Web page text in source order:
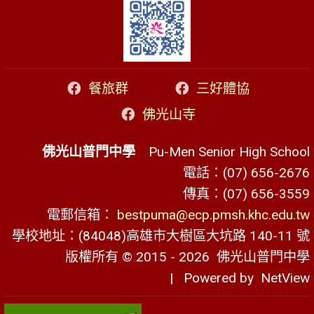
餐旅群
三好體協
佛光山寺
佛光山普門中學 Pu-Men Senior High School
電話：(07) 656-2676
傳真：(07) 656-3559
電郵信箱： bestpuma@ecp.pmsh.khc.edu.tw
學校地址：(84048)高雄市大樹區大坑路 140-11 號
版權所有 © 2015 - 2026 佛光山普門中學
| Powered by NetView